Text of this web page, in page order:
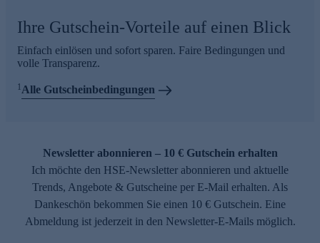
Ihre Gutschein-Vorteile auf einen Blick
Einfach einlösen und sofort sparen. Faire Bedingungen und
volle Transparenz.
1Alle Gutscheinbedingungen
Newsletter abonnieren – 10 € Gutschein erhalten
Ich möchte den HSE-Newsletter abonnieren und aktuelle
Trends, Angebote & Gutscheine per E-Mail erhalten. Als
Dankeschön bekommen Sie einen 10 € Gutschein. Eine
Abmeldung ist jederzeit in den Newsletter-E-Mails möglich.